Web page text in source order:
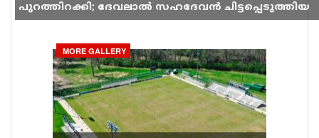
പുറത്തിറക്കി; ദേവലാൽ സഹദേവൻ ചിട്ടപ്പെടുത്തിയ
MORE GALLERY